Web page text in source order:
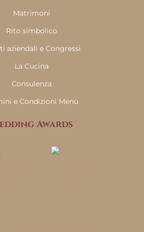
Matrimoni
Rito simbolico
aziendali e Congressi
La Cucina
Consulenza
e Condizioni Menù
Awards